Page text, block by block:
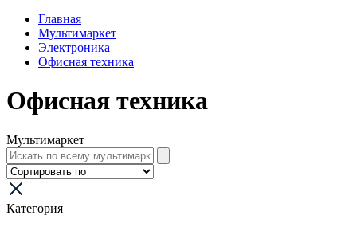
Главная
Мультимаркет
Электроника
Офисная техника
Офисная техника
Мультимаркет
Категория